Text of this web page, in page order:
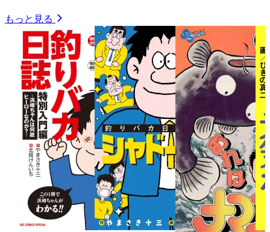
もっと見る